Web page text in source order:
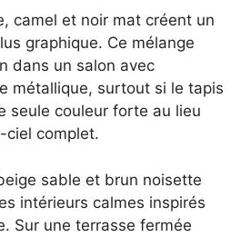
camel et noir mat créent un
graphique. Ce mélange
dans un salon avec
métallique, surtout si le tapis
seule couleur forte au lieu
ciel complet.
sable et brun noisette
intérieurs calmes inspirés
Sur une terrasse fermée